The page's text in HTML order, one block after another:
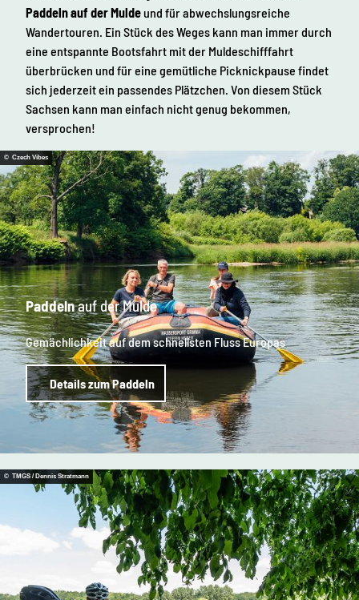
Paddeln auf der Mulde und für abwechslungsreiche
Wandertouren. Ein Stück des Weges kann man immer durch
eine entspannte Bootsfahrt mit der Muldeschifffahrt
überbrücken und für eine gemütliche Picknickpause findet
sich jederzeit ein passendes Plätzchen. Von diesem Stück
Sachsen kann man einfach nicht genug bekommen,
versprochen!
© Czech Vibes
Paddelnauf der Mulde
Gemächlichkeit auf dem schnellsten Fluss Europas
Details zum Paddeln
© TMGS / Dennis Stratmann